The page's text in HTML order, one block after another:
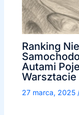
Ranking
Autami
Warsztacie
27 marca, 2025